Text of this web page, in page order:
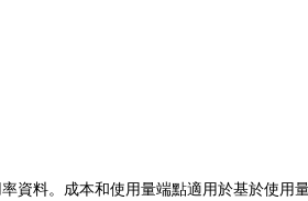
料。成本和使用量端點適用於基於使